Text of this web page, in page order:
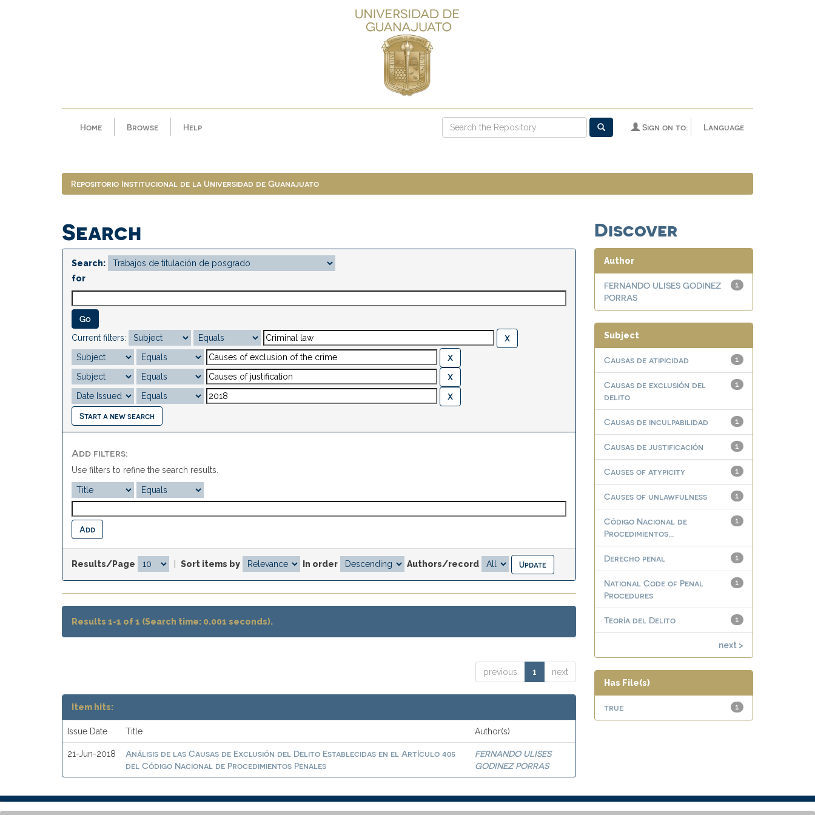
Home Browse Help Language
Sign on to:
Repositorio Institucional de la Universidad de Guanajuato
Search
Search:
for
Current filters:
Start a new search
Add filters:
Use filters to refine the search results.
Results/Page Sort items by In order Authors/record
Results 1-1 of 1 (Search time: 0.001 seconds).
previous 1 next
Item hits:
Issue Date Title Author(s)
21-Jun-2018
Análisis de las Causas de Exclusión del Delito Establecidas en el Artículo 405
del Código Nacional de Procedimientos Penales
FERNANDO ULISES
GODINEZ PORRAS
Discover
Author
1
FERNANDO ULISES GODINEZ
PORRAS
Subject
1
Causas de atipicidad
1
Causas de exclusión del
delito
1
Causas de inculpabilidad
1
Causas de justificación
1
Causes of atypicity
1
Causes of unlawfulness
1
Código Nacional de
Procedimientos...
1
Derecho penal
1
National Code of Penal
Procedures
1
Teoría del Delito
next >
Has File(s)
1
true